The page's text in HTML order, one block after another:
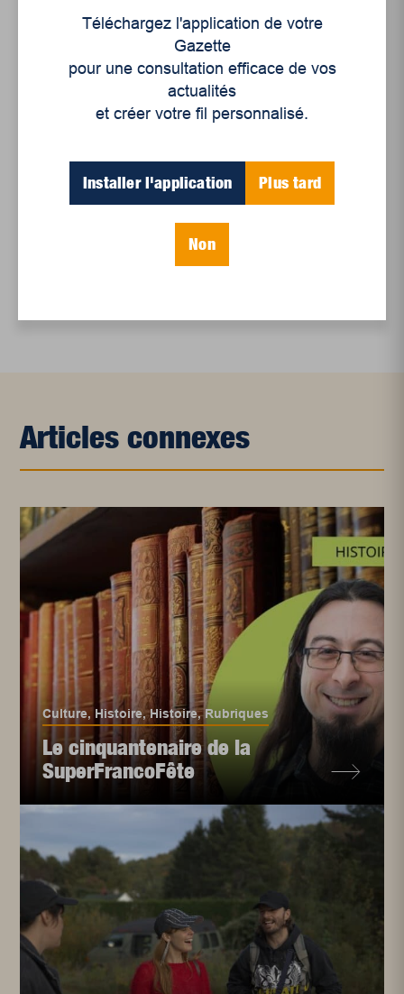
Articles récents
Un siècle de Mauriciennes dans la presse
Juillet 2026
Et les politiques peinent à suivre
Articles connexes
Culture, Histoire,Histoire,Rubriques
Le cinquantenaire de la
SuperFrancoFête
Téléchargez l'application de votre
Gazette
pour une consultation efficace de vos
actualités
et créer votre fil personnalisé.
Installer l'application Plus tard
Non